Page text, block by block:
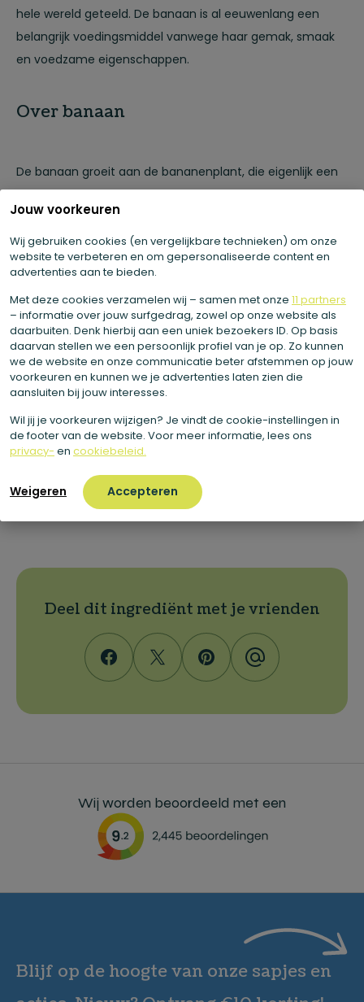
Jouw voorkeuren
Wij gebruiken cookies (en vergelijkbare technieken) om onze
website te verbeteren en om gepersonaliseerde content en
advertenties aan te bieden.
Met deze cookies verzamelen wij – samen met onze 11 partners
– informatie over jouw surfgedrag, zowel op onze website als
daarbuiten. Denk hierbij aan een uniek bezoekers ID. Op basis
daarvan stellen we een persoonlijk profiel van je op. Zo kunnen
we de website en onze communicatie beter afstemmen op jouw
voorkeuren en kunnen we je advertenties laten zien die
aansluiten bij jouw interesses.
Wil jij je voorkeuren wijzigen? Je vindt de cookie-instellingen in
de footer van de website. Voor meer informatie, lees ons
privacy- en cookiebeleid.
Weigeren Accepteren
hele wereld geteeld. De banaan is al eeuwenlang een
belangrijk voedingsmiddel vanwege haar gemak, smaak
en voedzame eigenschappen.
Over banaan
De banaan groeit aan de bananenplant, die eigenlijk een
kruidachtige plant is en geen boom. De vrucht heeft een
zachte, zoete smaak en zit vol met voedingsstoffen zoals
kalium, vezels, vitamine B6 en vitamine C. Deze
combinatie ondersteunt een gezonde spijsvertering, helpt
bij aan het functioneren van spieren en zenuwen.
Waarom gebruiken wij banaan?
Wij gebruiken banaan vanwege haar natuurlijke zoetheid
en romige textuur. Ze geeft onze sapjes en gerechten
vleugje banaan brengt warmte, zachtheid en een vleugje
natuurlijke zoetheid in elk Sapje.
Deel dit ingrediënt met je vrienden
Wij worden beoordeeld met een
Blijf op de hoogte van onze sapjes en